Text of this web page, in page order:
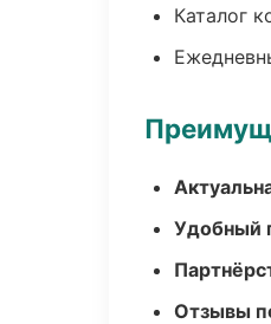
Каталог
Удобный
Отзывы